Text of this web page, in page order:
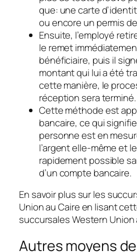
que: une carte
ou encore un permis
Ensuite, l’employé
le remet
bénéficiaire, puis il
montant qui lui a été
cette manière, le
réception sera terminé.
Cette méthode est
bancaire, ce qui
personne est en
l’argent elle-même et
rapidement possible
d’un compte bancaire.
En savoir plus sur les
Union au Caire en lisant
succursales Western Union
Autres moyens